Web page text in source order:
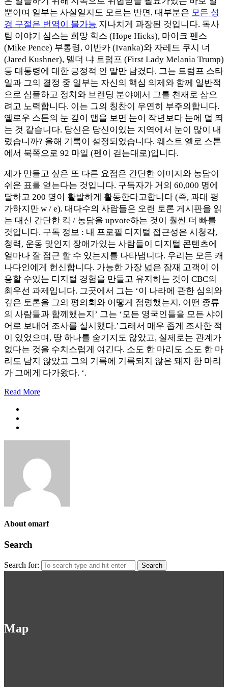
뿐이며 일부는 사실일지도 모르는 반면, 대부분은 모든 성
경 구절은 번역이 불가능 지나치게 과장된 것입니다. 독사
팀 이야기 심스는 희망 힉스 (Hope Hicks), 마이크 펜스
(Mike Pence) 부통령, 이반카 (Ivanka)와 자레드 쿠시 너
(Jared Kushner), 멜더 냐 트럼프 (First Lady Melania Trump)
등 대통령에 대한 긍정적 인 말만 남겼다. 그는 트럼프 스타
일과 그의 결정 중 일부는 자신의 핵심 의제와 함께 일반적
으로 심플하고 정치와 브랜딩 분야에서 그를 천재로 삼으
려고 노력합니다. 이는 그의 칭찬이 우연히 부주의합니다.
옐로우 스톤의 눈 깊이 맵을 보면 눈이 작년보다 눈에 덜 띄
는 것 같습니다. 당신은 당신이있는 지역에서 눈이 많이 내
렸습니까? 올해 기록이 설정되었습니다. 웨스트 옐로 스톤
에서 북쪽으로 92 마일 (펜이 걷는대로)입니다.
제가 만들고 싶은 또 다른 요점은 간단한 이미지와 농담이
쉬운 표를 얻는다는 것입니다. 구독자가 거의 60,000 명에
달하고 200 명이 활발하게 활동한다고합니다 (즉, 과대 평
가하지만 w / e). 대다수의 사람들은 오랜 토론 게시판을 읽
는 대신 간단한 킥 / 농담을 upvote하는 것이 훨씬 더 빠를
것입니다. 구독 정보 : 내 프로필 디지털 접근성은 시청각,
청력, 운동 및인지 장애가있는 사람들이 디지털 콘텐츠에
얼마나 잘 접근 할 수 있는지를 나타냅니다. 우리는 모든 캐
나다인에게 헌신합니다. 가능한 가장 넓은 잠재 고객이 이
용할 수있는 디지털 경험을 만들고 유지하는 것이 CBC의
최우선 과제입니다. 그곳에서 그는 ‘이 나라에 관한 심의와
깊은 토론을 그의 평의회와 어떻게 점령했는지, 어떤 종류
의 사람들과 함께했는지’ 그는 ‘모든 영국인들을 모든 샤이
어로 보내어 조사를 실시했다.’그래서 매우 좁게 조사한 적
이 있었으며, 땅 하나를 숨기지도 않았고, 실제로는 관계가
없다는 것을 수치스럽게 여긴다. 소도 한 마리도 소도 한 마
리도 남지 않았고 그의 기록에 기록되지 않은 돼지 한 마리
가 그에게 다가왔다. ‘.
Read More
About omarf
Search
Search for:
Map